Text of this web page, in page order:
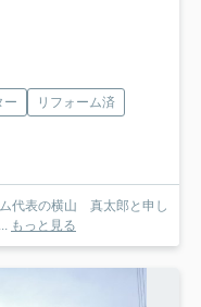
ー
リフォーム済
代表の横山 真太郎と申し
もっと見る